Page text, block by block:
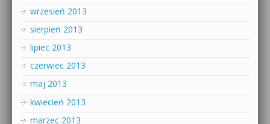
wrzesień 2013
sierpień 2013
lipiec 2013
czerwiec 2013
maj 2013
kwiecień 2013
marzec 2013